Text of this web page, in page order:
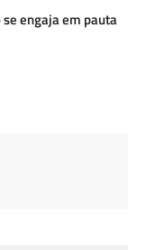
engaja em pauta